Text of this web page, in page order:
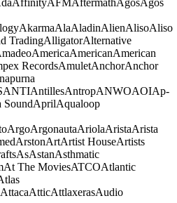
AffinityAFMAftermathAgosAgos
AkarmaAlaAladinAlienAlisoAliso
TradingAlligatorAlternative
AmericaAmericanAmerican
RecordsAmuletAnchorAnchor
ANTIAntillesAntropANWOAOIAp-
SoundAprilAqualoop
ArgoArgonautaAriolaAristaArista
ArstonArtArtist HouseArtists
AsAstanAsthmatic
At The MoviesATCOAtlantic
AttacaAtticAttlaxerasAudio